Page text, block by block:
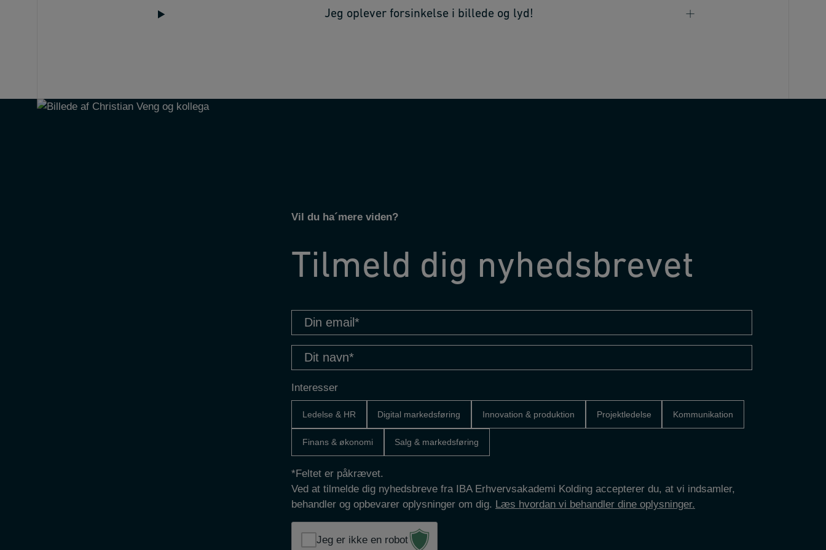
Jeg oplever forsinkelse i billede og lyd!
Vil du ha´mere viden?
Tilmeld dig nyhedsbrevet
Din
email
(Påkrævet)
navn
(Påkrævet)
Interesser
Ledelse & HR Digital markedsføring Innovation & produktion Projektledelse Kommunikation
Finans & økonomi Salg & markedsføring
*Feltet er påkrævet.
Ved at tilmelde dig nyhedsbreve fra IBA Erhvervsakademi Kolding accepterer du, at vi indsamler,
behandler og opbevarer oplysninger om dig. Læs hvordan vi behandler dine oplysninger.
Jeg er ikke en robot